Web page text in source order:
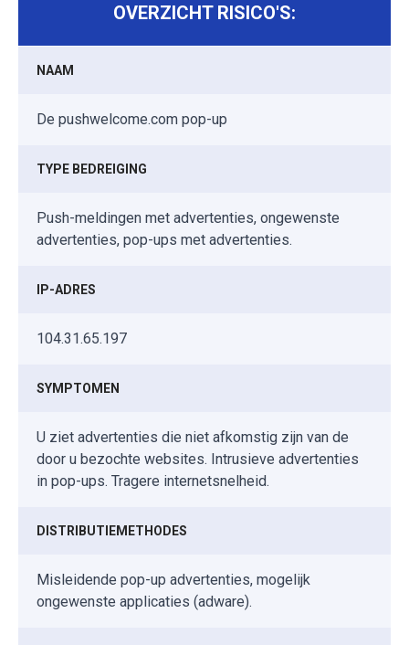
OVERZICHT RISICO'S:
NAAM
De pushwelcome.com pop-up
TYPE BEDREIGING
Push-meldingen met advertenties, ongewenste
advertenties, pop-ups met advertenties.
IP-ADRES
104.31.65.197
SYMPTOMEN
U ziet advertenties die niet afkomstig zijn van de
door u bezochte websites. Intrusieve advertenties
in pop-ups. Tragere internetsnelheid.
DISTRIBUTIEMETHODES
Misleidende pop-up advertenties, mogelijk
ongewenste applicaties (adware).